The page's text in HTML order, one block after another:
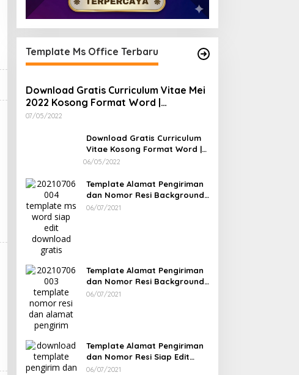
Template Ms Office Terbaru
Download Gratis Curriculum Vitae Mei
2022 Kosong Format Word |
Download Gratis Template CV
07/05/2022
Download Gratis Curriculum
Vitae Kosong Format Word |
Download Gratis Template CV
Diedit
06/05/2022
Template Alamat Pengiriman
dan Nomor Resi Background
Pink dan Bunga Siap Edit
06/07/2021
Template Alamat Pengiriman
dan Nomor Resi Background
Bunga Siap Edit Word
06/07/2021
Template Alamat Pengiriman
dan Nomor Resi Siap Edit
Word Garis Orange
06/07/2021